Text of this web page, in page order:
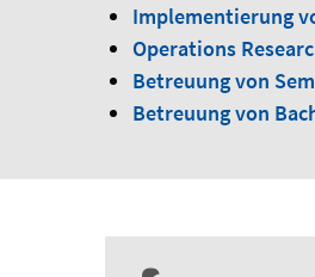
Implementierung
Operations
Betreuung von
Betreuung von